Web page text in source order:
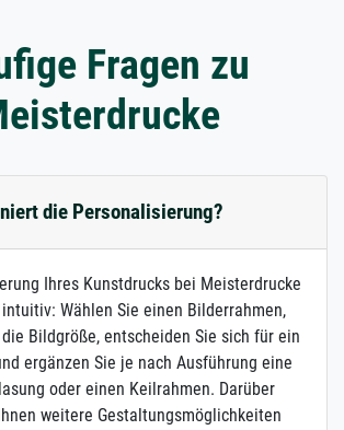
Fragen zu
die Personalisierung?
Ihres Kunstdrucks bei Meisterdrucke
Wählen Sie einen Bilderrahmen,
Bildgröße, entscheiden Sie sich für ein
ergänzen Sie je nach Ausführung eine
oder einen Keilrahmen. Darüber
weitere Gestaltungsmöglichkeiten